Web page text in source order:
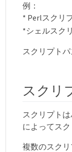
例：
* Perlスクリ
*シェルスク
スクリプト
スクリ
スクリプト
によってス
複数のスク